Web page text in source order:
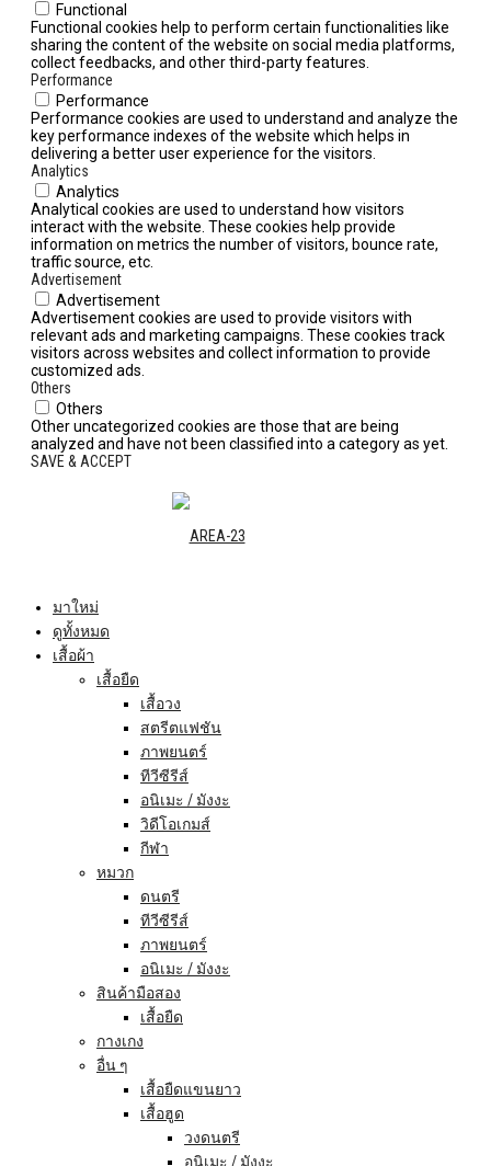
Functional
Functional cookies help to perform certain functionalities like
sharing the content of the website on social media platforms,
collect feedbacks, and other third-party features.
Performance
Performance
Performance cookies are used to understand and analyze the
key performance indexes of the website which helps in
delivering a better user experience for the visitors.
Analytics
Analytics
Analytical cookies are used to understand how visitors
interact with the website. These cookies help provide
information on metrics the number of visitors, bounce rate,
traffic source, etc.
Advertisement
Advertisement
Advertisement cookies are used to provide visitors with
relevant ads and marketing campaigns. These cookies track
visitors across websites and collect information to provide
customized ads.
Others
Others
Other uncategorized cookies are those that are being
analyzed and have not been classified into a category as yet.
SAVE & ACCEPT
มาใหม่
ดูทั้งหมด
เสื้อผ้า
เสื้อยืด
เสื้อวง
สตรีตแฟชัน
ภาพยนตร์
ทีวีซีรีส์
อนิเมะ / มังงะ
วิดีโอเกมส์
กีฬา
หมวก
ดนตรี
ทีวีซีรีส์
ภาพยนตร์
อนิเมะ / มังงะ
สินค้ามือสอง
เสื้อยืด
กางเกง
อื่น ๆ
เสื้อยืดแขนยาว
เสื้อฮูด
วงดนตรี
อนิเมะ / มังงะ